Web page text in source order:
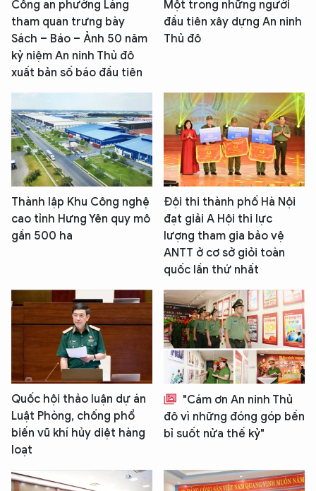
Công an phường Láng
tham quan trưng bày
Sách – Báo – Ảnh 50 năm
kỷ niệm An ninh Thủ đô
xuất bản số báo đầu tiên
Một trong những người
đầu tiên xây dựng An ninh
Thủ đô
Thành lập Khu Công nghệ
cao tỉnh Hưng Yên quy mô
gần 500 ha
Đội thi thành phố Hà Nội
đạt giải A Hội thi lực
lượng tham gia bảo vệ
ANTT ở cơ sở giỏi toàn
quốc lần thứ nhất
Quốc hội thảo luận dự án
Luật Phòng, chống phổ
biến vũ khí hủy diệt hàng
loạt
"Cám ơn An ninh Thủ
đô vì những đóng góp bền
bỉ suốt nửa thế kỷ"